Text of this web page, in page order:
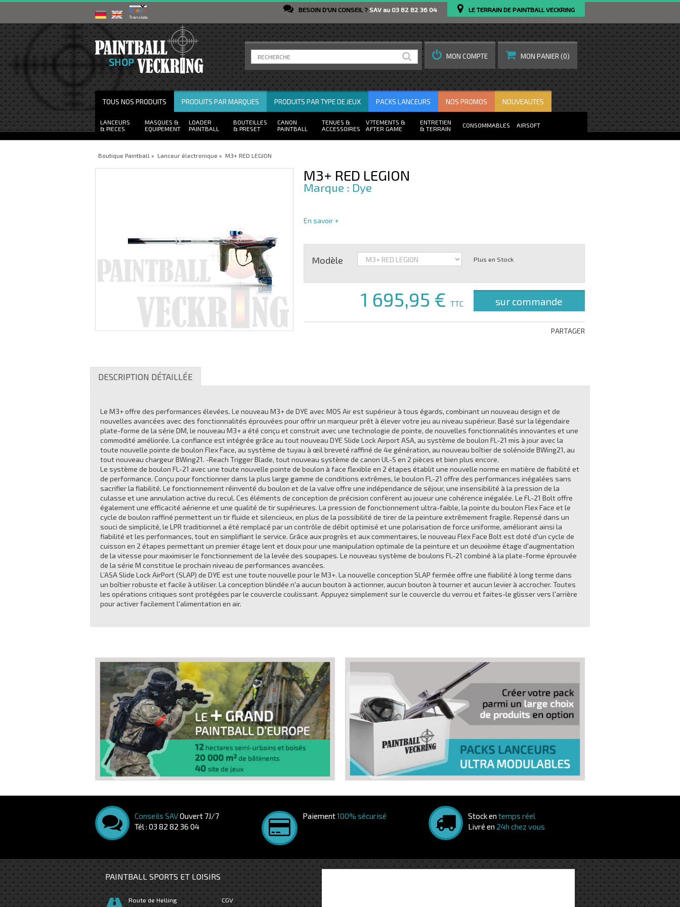
Translate
LE TERRAIN DE PAINTBALL VECKRING
BESOIN D'UN CONSEIL ?SAV au 03 82 82 36 04
MON COMPTE MON PANIER (0)
TOUS NOS PRODUITS
LANCEURS
PIECES
MASQUES
EQUIPEMENT
LOADER
PAINTBALL
BOUTEILLES
PRESET
CANON
PAINTBALL
TENUES
ACCESSOIRES
V?TEMENTS
AFTER GAME
ENTRETIEN
TERRAIN
CONSOMMABLES AIRSOFT
PRODUITS PAR MARQUES PRODUITS PAR TYPE DE JEUX PACKS LANCEURS NOS PROMOS NOUVEAUTES
Boutique Paintball » Lanceur électronique » M3+ RED LEGION
M3+ RED LEGION
Dye
En savoir +
Modèle Plus en Stock
1 695,95 € TTC sur commande
PARTAGER
DESCRIPTION DÉTAILLÉE
Le M3+ offre des performances élevées. Le nouveau M3+ de DYE avec MOS Air est supérieur à tous égards, combinant un nouveau design et de
nouvelles avancées avec des fonctionnalités éprouvées pour offrir un marqueur prêt à élever votre jeu au niveau supérieur. Basé sur la légendaire
plate-forme de la série DM, le nouveau M3+ a été conçu et construit avec une technologie de pointe, de nouvelles fonctionnalités innovantes et une
commodité améliorée. La confiance est intégrée grâce au tout nouveau DYE Slide Lock Airport ASA, au système de boulon FL-21 mis à jour avec la
toute nouvelle pointe de boulon Flex Face, au système de tuyau à œil breveté raffiné de 4e génération, au nouveau boîtier de solénoïde BWing21, au
tout nouveau chargeur BWing21. -Reach Trigger Blade, tout nouveau système de canon UL-S en 2 pièces et bien plus encore.
Le système de boulon FL-21 avec une toute nouvelle pointe de boulon à face flexible en 2 étapes établit une nouvelle norme en matière de fiabilité et
de performance. Conçu pour fonctionner dans la plus large gamme de conditions extrêmes, le boulon FL-21 offre des performances inégalées sans
sacrifier la fiabilité. Le fonctionnement réinventé du boulon et de la valve offre une indépendance de séjour, une insensibilité à la pression de la
culasse et une annulation active du recul. Ces éléments de conception de précision confèrent au joueur une cohérence inégalée. Le FL-21 Bolt offre
également une efficacité aérienne et une qualité de tir supérieures. La pression de fonctionnement ultra-faible, la pointe du boulon Flex Face et le
cycle de boulon raffiné permettent un tir fluide et silencieux, en plus de la possibilité de tirer de la peinture extrêmement fragile. Repensé dans un
souci de simplicité, le LPR traditionnel a été remplacé par un contrôle de débit optimisé et une polarisation de force uniforme, améliorant ainsi la
fiabilité et les performances, tout en simplifiant le service. Grâce aux progrès et aux commentaires, le nouveau Flex Face Bolt est doté d'un cycle de
cuisson en 2 étapes permettant un premier étage lent et doux pour une manipulation optimale de la peinture et un deuxième étage d'augmentation
de la vitesse pour maximiser le fonctionnement de la levée des soupapes. Le nouveau système de boulons FL-21 combiné à la plate-forme éprouvée
de la série M constitue le prochain niveau de performances avancées.
L’ASA Slide Lock AirPort (SLAP) de DYE est une toute nouvelle pour le M3+. La nouvelle conception SLAP fermée offre une fiabilité à long terme dans
un boîtier robuste et facile à utiliser. La conception blindée n'a aucun bouton à actionner, aucun bouton à tourner et aucun levier à accrocher. Toutes
les opérations critiques sont protégées par le couvercle coulissant. Appuyez simplement sur le couvercle du verrou et faites-le glisser vers l'arrière
pour activer facilement l'alimentation en air.
Conseils SAVOuvert 7J/7
Tél : 03 82 82 36 04
Paiement100% sécurisé Stock en temps réel
Livré en 24h chez vous
PAINTBALL SPORTS ET LOISIRS
Route de Helling
CGV